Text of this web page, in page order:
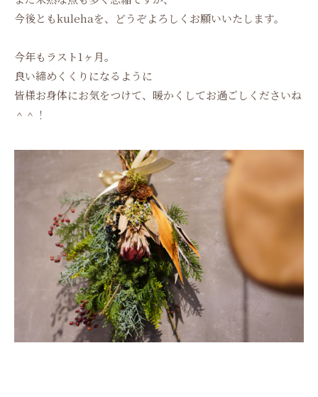
今後ともkulehaを、どうぞよろしくお願いいたします。
今年もラスト1ヶ月。
良い締めくくりになるように
皆様お身体にお気をつけて、暖かくしてお過ごしくださいね
＾＾！